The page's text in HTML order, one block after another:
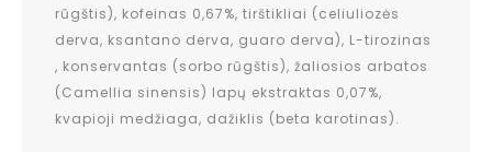
rūgštis), kofeinas 0,67%, tirštikliai (celiuliozės
derva, ksantano derva, guaro derva), L-tirozinas
, konservantas (sorbo rūgštis), žaliosios arbatos
(Camellia sinensis) lapų ekstraktas 0,07%,
kvapioji medžiaga, dažiklis (beta karotinas).